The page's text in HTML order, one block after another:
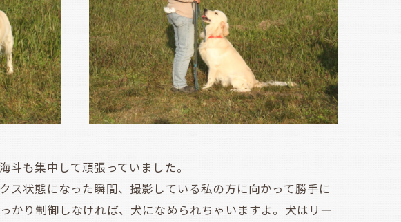
も集中して頑張っていました。
状態になった瞬間、撮影している私の方に向かって勝手に
かり制御しなければ、犬になめられちゃいますよ。犬はリー